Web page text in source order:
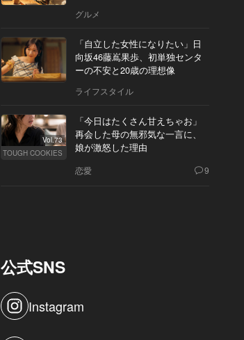
グルメ
「自立した女性になりたい」日
向坂46藤嶌果歩、初単独センタ
ーの不安と20歳の理想像
ライフスタイル
Vol.73
TOUGH COOKIES
「今日はたくさん甘えちゃお」
再会した母の無邪気な一言に、
娘が激怒した理由
恋愛 9
公式SNS
Instagram